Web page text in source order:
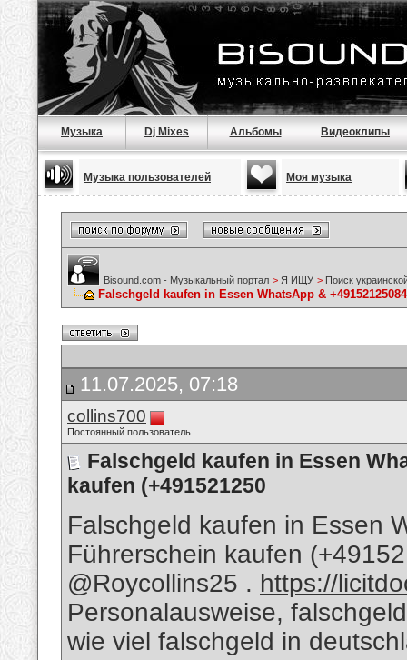
Музыка Dj Mixes Альбомы Видеоклипы
Музыка пользователей Моя музыка
Bisound.com - Музыкальный портал > Я ИЩУ > Поиск
Falschgeld kaufen in Essen WhatsApp &
11.07.2025, 07:18
collins700
Постоянный пользователь
Falschgeld kaufen in Essen
kaufen (+491521250
Falschgeld kaufen in Essen
Führerschein kaufen
@Roycollins25 . https://
Personalausweise,
wie viel falschgeld in